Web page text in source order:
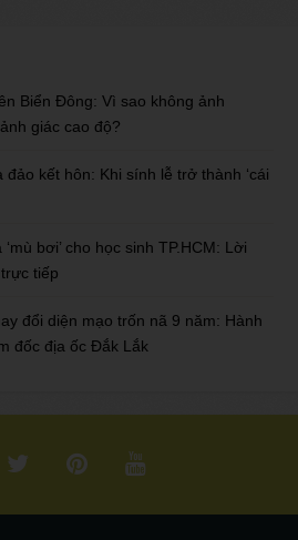
Biển Đông: Vì sao không ảnh
giác cao độ?
kết hôn: Khi sính lễ trở thành ‘cái
bơi’ cho học sinh TP.HCM: Lời
tiếp
đổi diện mạo trốn nã 9 năm: Hành
đốc địa ốc Đắk Lắk